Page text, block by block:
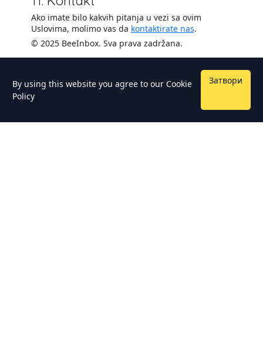
Ako imate bilo kakvih pitanja u vezi sa ovim
Uslovima, molimo vas da kontaktirate nas.
© 2025 BeeInbox. Sva prava zadržana.
By using this website you agree to our Cookie
Policy
Затвори